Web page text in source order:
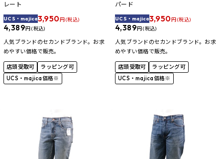
レート
UCS・majica3,950円 (税込)
4,389円 (税込)
人気ブランドのセカンドブランド。お求
めやすい価格で販売。
店頭受取可
ラッピング可
UCS・majica価格※
パード
UCS・majica3,950円 (税込)
4,389円 (税込)
人気ブランドのセカンドブランド。お求
めやすい価格で販売。
店頭受取可
ラッピング可
UCS・majica価格※